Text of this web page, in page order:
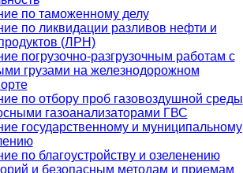
по таможенному делу
по ликвидации разливов нефти и
(ЛРН)
погрузочно-разгрузочным работам с
грузами на железнодорожном
по отбору проб газовоздушной среды
газоанализаторами ГВС
государственному и муниципальному
по благоустройству и озеленению
и безопасным методам и приемам